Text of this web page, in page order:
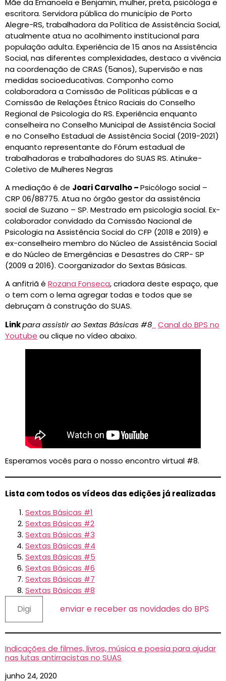
escritora. Servidora pública do município de Porto
Alegre-RS, trabalhadora da Política de Assistência Social,
atualmente atua no acolhimento institucional para
população adulta. Experiência de 15 anos na Assistência
Social, nas diferentes complexidades, destaco a vivência
na coordenação de CRAS (5anos), Supervisão e nas
medidas socioeducativas. Componho como
colaboradora a Comissão de Políticas públicas e a
Comissão de Relações Étnico Raciais do Conselho
Regional de Psicologia do RS. Experiência enquanto
conselheira no Conselho Municipal de Assistência Social
e no Conselho Estadual de Assistência Social (2019-2021)
enquanto representante do Fórum estadual de
trabalhadoras e trabalhadores do SUAS RS. Atinuke-
Coletivo de Mulheres Negras
A mediação é de Joari Carvalho –Psicólogo social –
CRP 06/88775. Atua no órgão gestor da assistência
social de Suzano – SP. Mestrado em psicologia social. Ex-
colaborador convidado da Comissão Nacional de
Psicologia na Assistência Social do CFP (2018 e 2019) e
ex-conselheiro membro do Núcleo de Assistência Social
e do Núcleo de Emergências e Desastres do CRP- SP
(2009 a 2016). Coorganizador do Sextas Básicas.
A anfitriã é Rozana Fonseca, criadora deste espaço, que
o tem com o lema agregar todas e todos que se
debruçam à construção do SUAS.
Linkpara assistir ao Sextas Básicas #8 Canal do BPS no
Youtube ou clique no vídeo abaixo.
Esperamos vocês para o nosso encontro virtual #8.
Lista com todos os vídeos das edições já realizadas
Sextas Básicas #1
Sextas Básicas #2
Sextas Básicas #3
Sextas Básicas #4
Sextas Básicas #5
Sextas Básicas #6
Sextas Básicas #7
Sextas Básicas #8
enviar e receber as novidades do BPS
Indicações de filmes, livros, música e poesia para ajudar
nas lutas antirracistas no SUAS
Data
junho 24, 2020